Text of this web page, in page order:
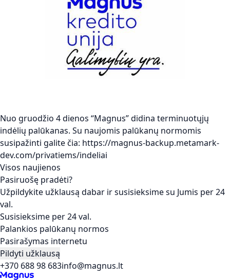
Nuo gruodžio 4 dienos “Magnus” didina terminuotųjų
indėlių palūkanas. Su naujomis palūkanų normomis
susipažinti galite čia: https://magnus-backup.metamark-
dev.com/privatiems/indeliai
Visos naujienos
Pasiruošę pradėti?
Užpildykite užklausą dabar ir susisieksime su Jumis per 24
val.
Susisieksime per 24 val.
Palankios palūkanų normos
Pasirašymas internetu
Pildyti užklausą
+370 688 98 683info@magnus.lt